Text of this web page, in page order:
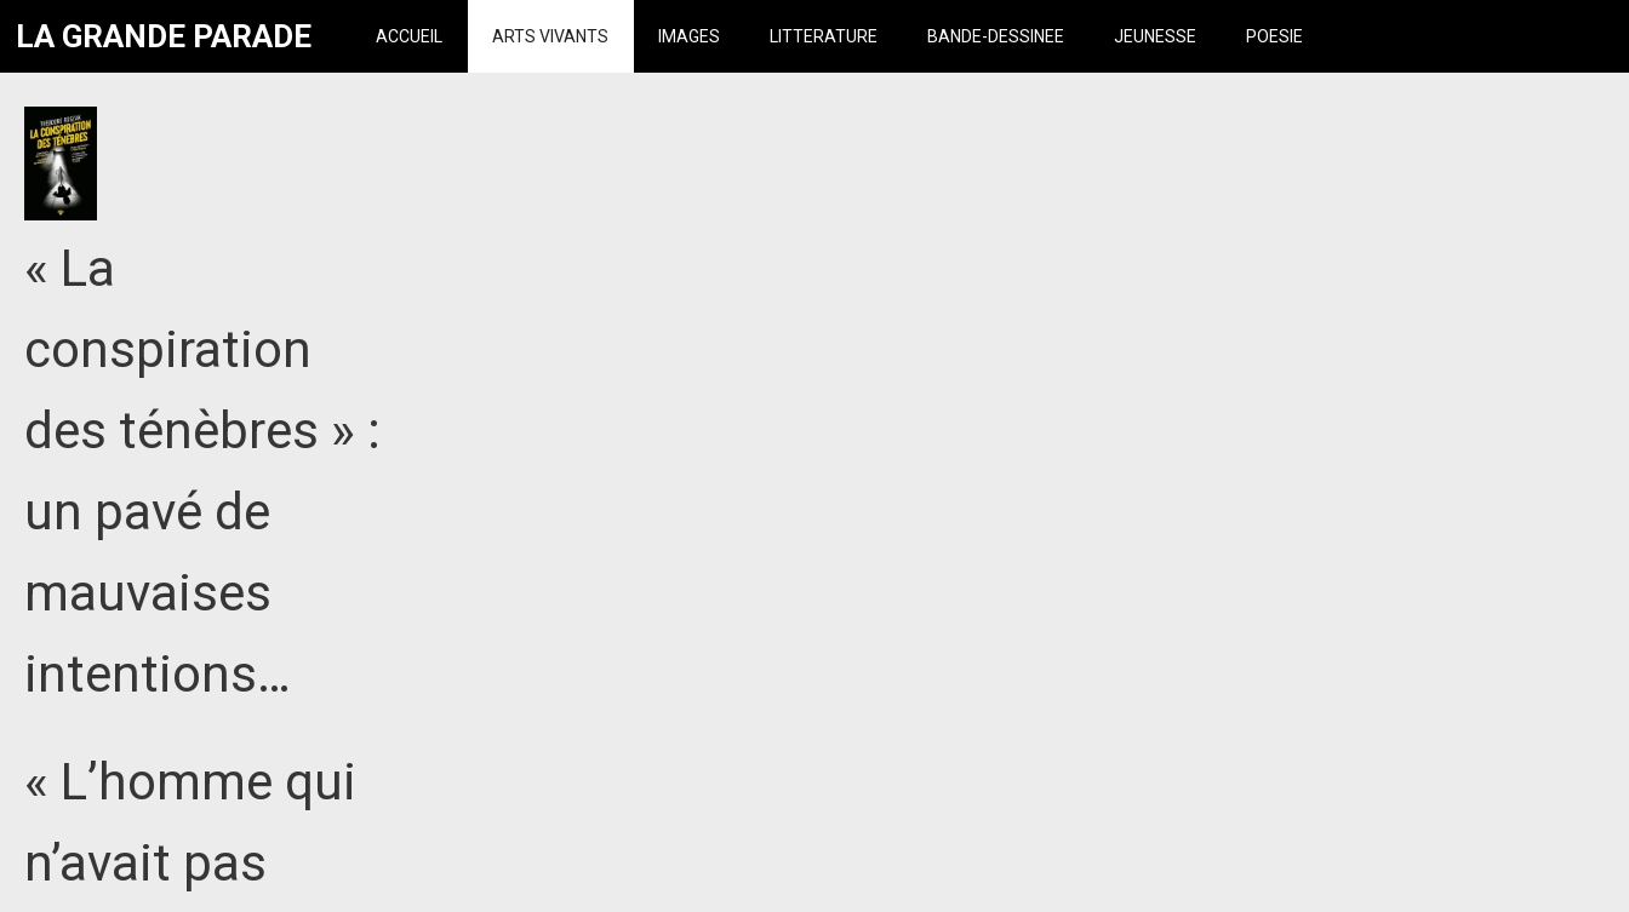
LA GRANDE PARADE ACCUEIL ARTS VIVANTS IMAGES LITTERATURE BANDE-DESSINEE JEUNESSE POESIE
« La
conspiration
des ténèbres » :
un pavé de
mauvaises
intentions…
« L’homme qui
n’avait pas